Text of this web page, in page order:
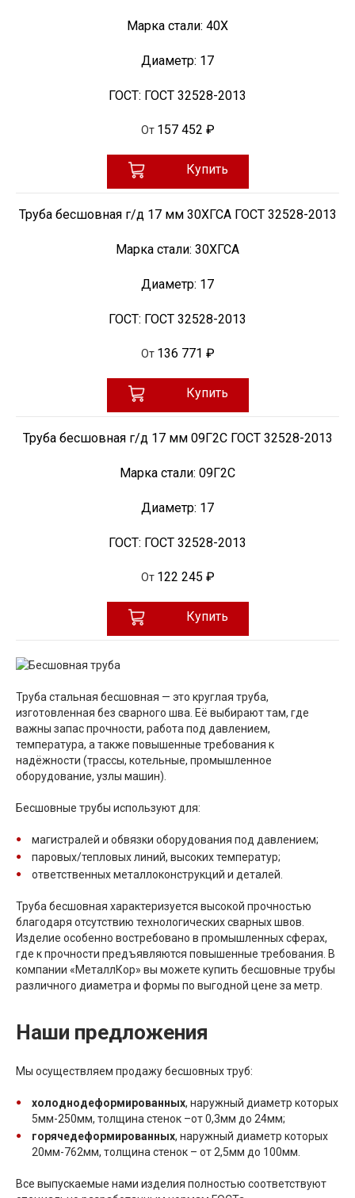
Марка стали: 40Х
Диаметр: 17
ГОСТ: ГОСТ 32528-2013
От 157 452 ₽
Купить
Труба бесшовная г/д 17 мм 30ХГСА ГОСТ 32528-2013
Марка стали: 30ХГСА
Диаметр: 17
ГОСТ: ГОСТ 32528-2013
От 136 771 ₽
Купить
Труба бесшовная г/д 17 мм 09Г2С ГОСТ 32528-2013
Марка стали: 09Г2С
Диаметр: 17
ГОСТ: ГОСТ 32528-2013
От 122 245 ₽
Купить
Труба стальная бесшовная — это круглая труба,
изготовленная без сварного шва. Её выбирают там, где
важны запас прочности, работа под давлением,
температура, а также повышенные требования к
надёжности (трассы, котельные, промышленное
оборудование, узлы машин).
Бесшовные трубы используют для:
магистралей и обвязки оборудования под давлением;
паровых/тепловых линий, высоких температур;
ответственных металлоконструкций и деталей.
Труба бесшовная характеризуется высокой прочностью
благодаря отсутствию технологических сварных швов.
Изделие особенно востребовано в промышленных сферах,
где к прочности предъявляются повышенные требования. В
компании «МеталлКор» вы можете купить бесшовные трубы
различного диаметра и формы по выгодной цене за метр.
Наши предложения
Мы осуществляем продажу бесшовных труб:
холоднодеформированных, наружный диаметр которых
5мм-250мм, толщина стенок –от 0,3мм до 24мм;
горячедеформированных, наружный диаметр которых
20мм-762мм, толщина стенок – от 2,5мм до 100мм.
Все выпускаемые нами изделия полностью соответствуют